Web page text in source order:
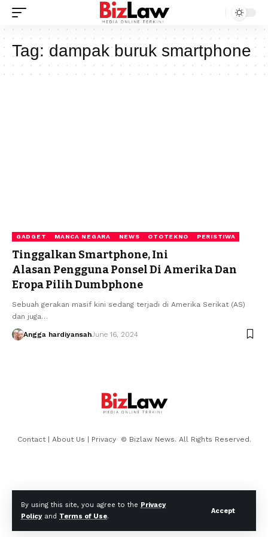
By using this site, you agree to the Privacy
Policyand Terms of Use.
Accept
Tag:dampak buruk smartphone
GADGET MANCA NEGARA NEWS OTOTEKNO PERISTIWA
Tinggalkan Smartphone, Ini
Alasan Pengguna Ponsel Di Amerika Dan
Eropa Pilih Dumbphone
Sebuah gerakan masif kini sedang terjadi di Amerika Serikat (AS)
dan juga…
Angga hardiyansahJune 16, 2024
Contact| About Us | Privacy © Bizlaw News. All Rights Reserved.